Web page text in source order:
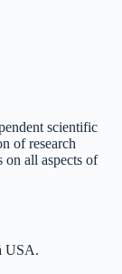
scientific
of research
on all aspects of
USA.